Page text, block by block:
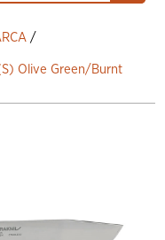
/
Olive Green/Burnt